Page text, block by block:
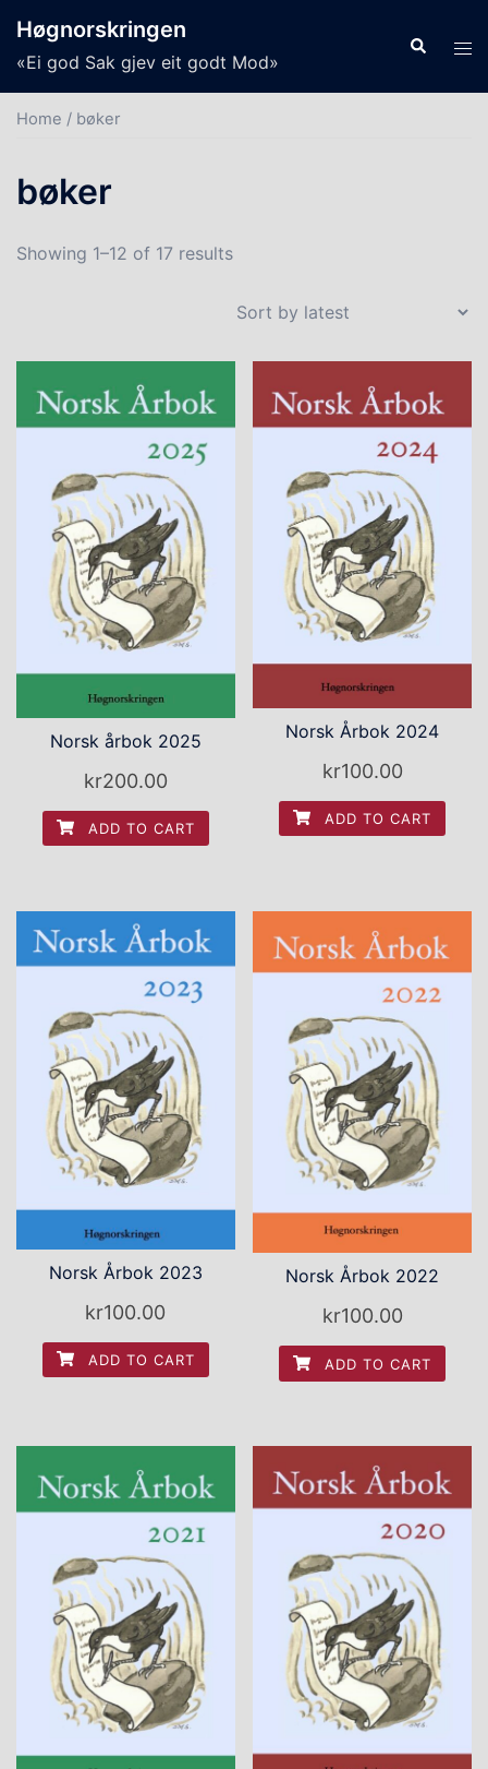
content
Høgnorskringen
«Ei god Sak gjev eit godt Mod»
Search
Home / bøker
bøker
Showing 1–12 of 17 results
Norsk årbok 2025
kr200.00
ADD TO CART
Norsk Årbok 2024
kr100.00
ADD TO CART
Norsk Årbok 2023
kr100.00
ADD TO CART
Norsk Årbok 2022
kr100.00
ADD TO CART